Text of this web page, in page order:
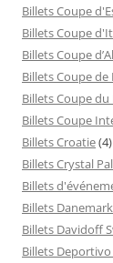
Billets Coupe
Billets Coupe
Billets Coupe
Billets Coupe de
Billets Coupe du
Billets Coupe
Billets Croatie(4)
Billets Crystal
Billets
Billets Danemark
Billets Davidoff
Billets